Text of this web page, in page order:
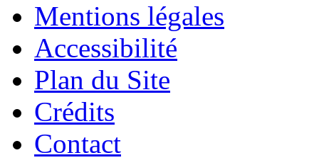
Mentions légales
Accessibilité
Plan du Site
Crédits
Contact